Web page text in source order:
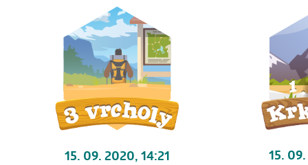
15. 09. 2020, 14:21 15.